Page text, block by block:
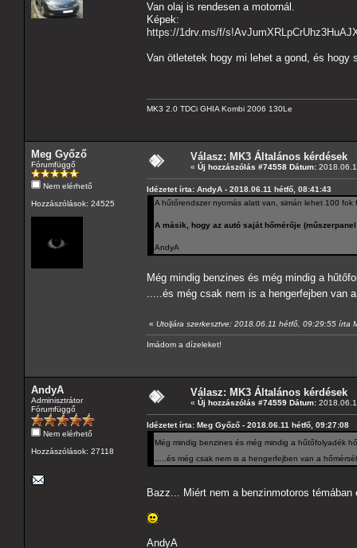
Van olaj is rendesen a motornál.
Képek:
https://1drv.ms/f/
Van ötletetek hogy mi lehet a gond, és hogy
MK3 2.0 TDCi GHIA Kombi 2006 130Le
Meg Győző
Fórumfüggő
Nem elérhető
Hozzászólások: 24525
Válasz: MK3 Általános kérdések
« Új hozzászólás #74558 Dátum:
Idézetet írta: AndyA - 2018.06.11 hétfő, 08:41:43
A hűtőrendszer nyomás alatt van, simán lehet 100
A másik, hogy az autó saját hőmérője
AndyA
Még mindig benzines és még mindig a
.....és még csak nem is a hengerfejben
« Utoljára szerkesztve: 2018.06.11 hétfő, 09:29:55 írta
Imádom a dízeleket!
AndyA
Adminisztrátor
Fórumfüggő
Nem elérhető
Hozzászólások: 27118
Válasz: MK3 Általános kérdések
« Új hozzászólás #74559 Dátum:
Idézetet írta: Meg Győző - 2018.06.11 hétfő, 09:27:08
Még mindig benzines és még mindig a hűtőfolyadék
.....és még csak nem is a hengerfejben van a
Bazz... Miért nem a benzinmotoros
AndyA